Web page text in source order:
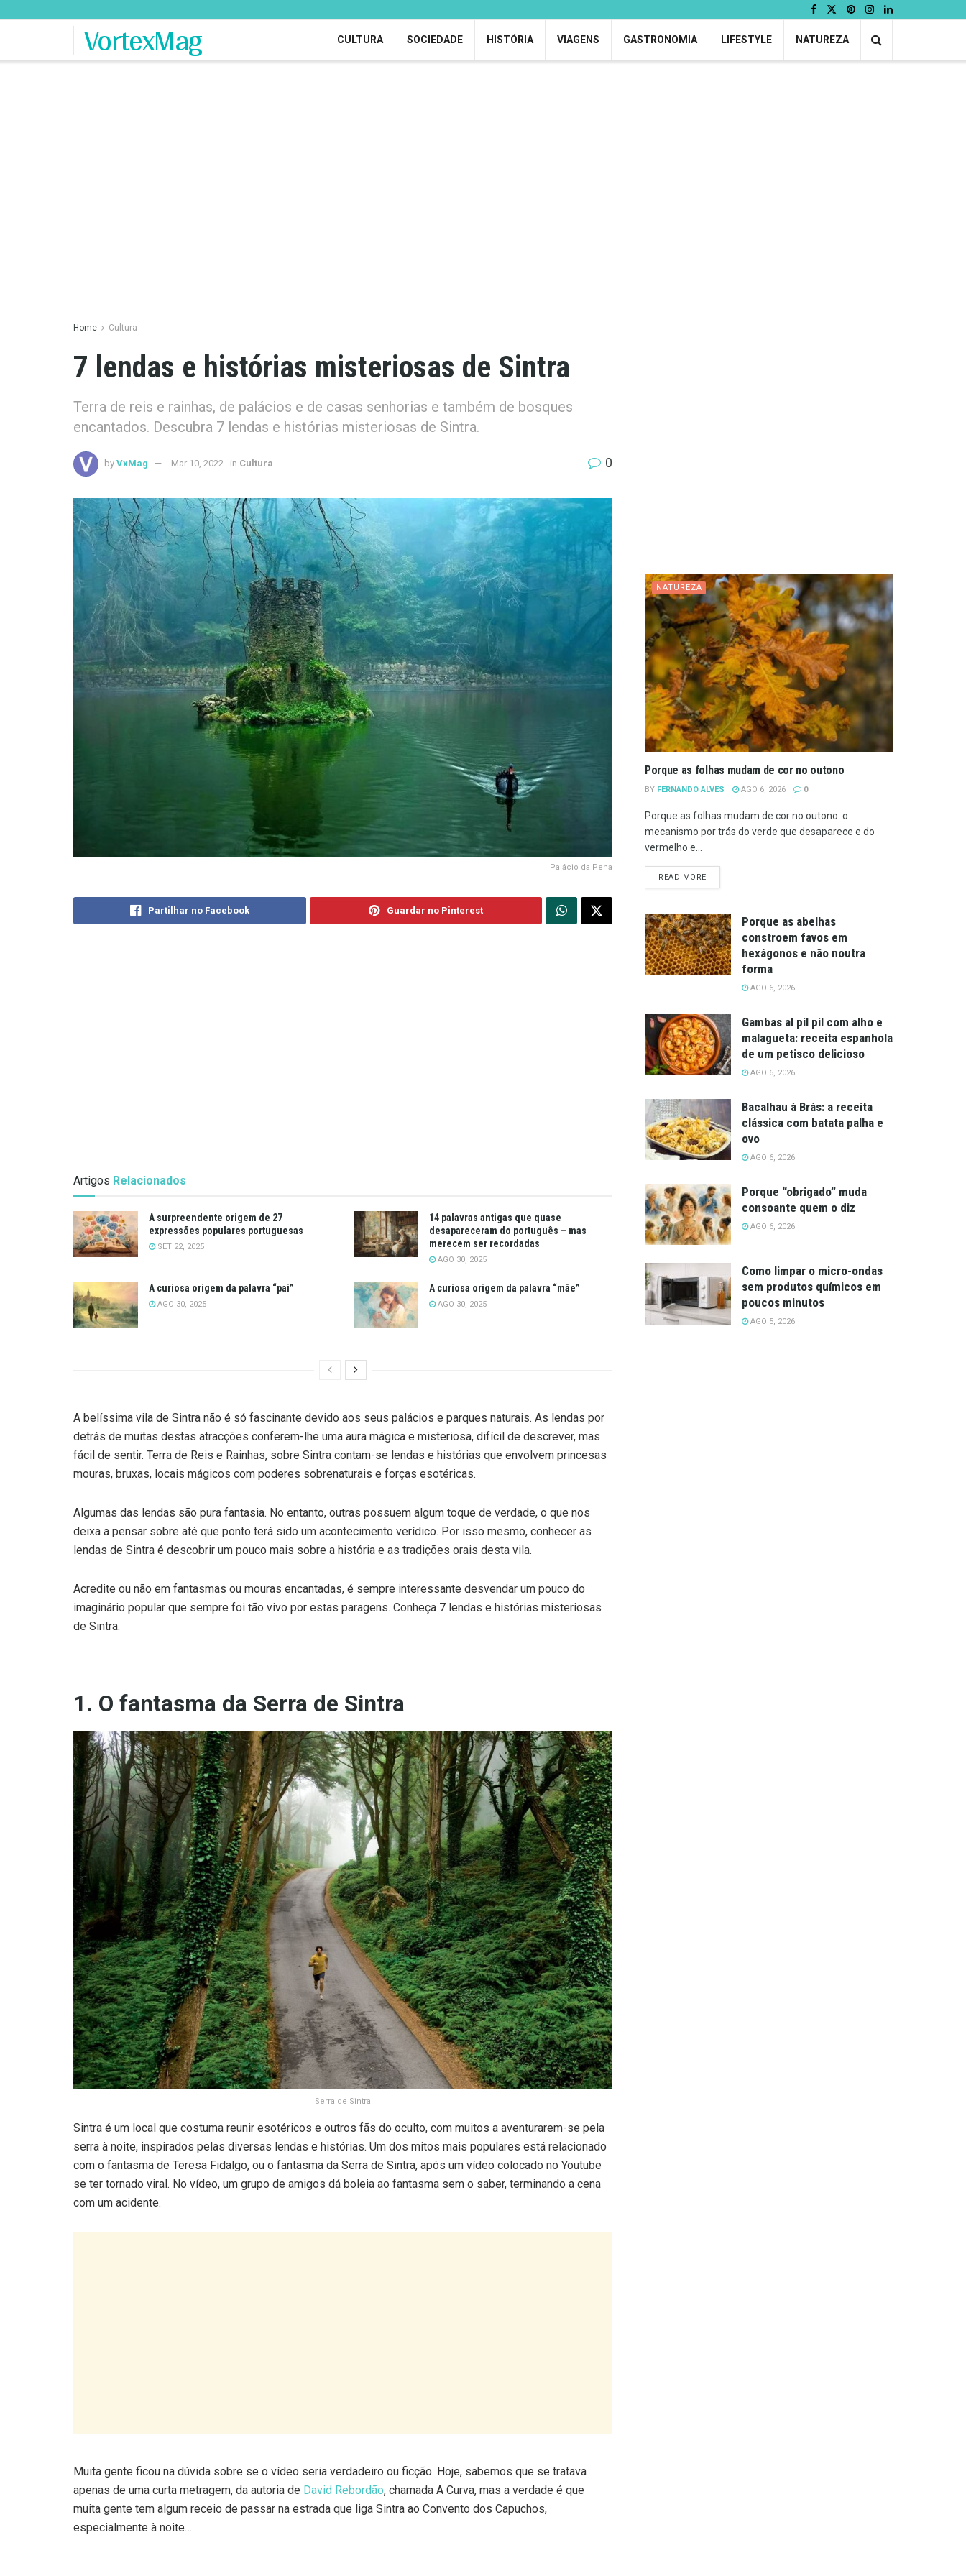
VortexMag CULTURA SOCIEDADE HISTÓRIA VIAGENS GASTRONOMIA LIFESTYLE NATUREZA
Home Cultura
7 lendas e histórias misteriosas de Sintra
Terra de reis e rainhas, de palácios e de casas senhorias e também de bosques
encantados. Descubra 7 lendas e histórias misteriosas de Sintra.
by VxMag Mar 10, 2022 in Cultura 0
Palácio da Pena
Partilhar no Facebook Guardar no Pinterest
Artigos Relacionados
A surpreendente origem de 27
expressões populares portuguesas
SET 22, 2025
14 palavras antigas que quase
desapareceram do português – mas
merecem ser recordadas
AGO 30, 2025
A curiosa origem da palavra “pai”
AGO 30, 2025
A curiosa origem da palavra “mãe”
AGO 30, 2025
A belíssima vila de Sintra não é só fascinante devido aos seus palácios e parques naturais. As lendas por
detrás de muitas destas atracções conferem-lhe uma aura mágica e misteriosa, difícil de descrever, mas
fácil de sentir. Terra de Reis e Rainhas, sobre Sintra contam-se lendas e histórias que envolvem princesas
mouras, bruxas, locais mágicos com poderes sobrenaturais e forças esotéricas.
Algumas das lendas são pura fantasia. No entanto, outras possuem algum toque de verdade, o que nos
deixa a pensar sobre até que ponto terá sido um acontecimento verídico. Por isso mesmo, conhecer as
lendas de Sintra é descobrir um pouco mais sobre a história e as tradições orais desta vila.
Acredite ou não em fantasmas ou mouras encantadas, é sempre interessante desvendar um pouco do
imaginário popular que sempre foi tão vivo por estas paragens. Conheça 7 lendas e histórias misteriosas
de Sintra.
1. O fantasma da Serra de Sintra
Serra de Sintra
Sintra é um local que costuma reunir esotéricos e outros fãs do oculto, com muitos a aventurarem-se pela
serra à noite, inspirados pelas diversas lendas e histórias. Um dos mitos mais populares está relacionado
com o fantasma de Teresa Fidalgo, ou o fantasma da Serra de Sintra, após um vídeo colocado no Youtube
se ter tornado viral. No vídeo, um grupo de amigos dá boleia ao fantasma sem o saber, terminando a cena
com um acidente.
muita gente tem algum receio de passar na estrada que liga Sintra ao Convento dos Capuchos,
especialmente à noite…
NATUREZA
Porque as folhas mudam de cor no outono
BY FERNANDO ALVES AGO 6, 2026 0
Porque as folhas mudam de cor no outono: o
mecanismo por trás do verde que desaparece e do
vermelho e...
READ MOREDETAILS
Porque as abelhas
constroem favos em
hexágonos e não noutra
forma
AGO 6, 2026
Gambas al pil pil com alho e
malagueta: receita espanhola
de um petisco delicioso
AGO 6, 2026
Bacalhau à Brás: a receita
clássica com batata palha e
ovo
AGO 6, 2026
Porque “obrigado” muda
consoante quem o diz
AGO 6, 2026
Como limpar o micro-ondas
sem produtos químicos em
poucos minutos
AGO 5, 2026